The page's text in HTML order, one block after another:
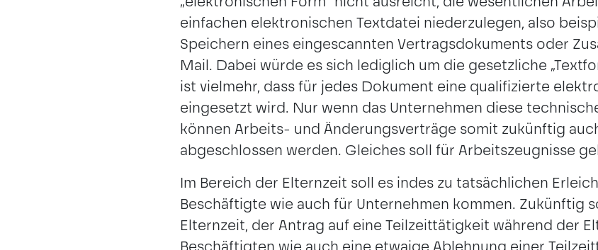
einfachen elektronischen Textdatei niederzulegen, also
Speichern eines eingescannten Vertragsdokuments oder
Mail. Dabei würde es sich lediglich um die gesetzliche
ist vielmehr, dass für jedes Dokument eine qualifizierte
eingesetzt wird. Nur wenn das Unternehmen diese
können Arbeits- und Änderungsverträge somit zukünftig
abgeschlossen werden. Gleiches soll für Arbeitszeugnisse
Im Bereich der Elternzeit soll es indes zu tatsächlichen
Beschäftigte wie auch für Unternehmen kommen. Zukünftig
Elternzeit, der Antrag auf eine Teilzeittätigkeit während der